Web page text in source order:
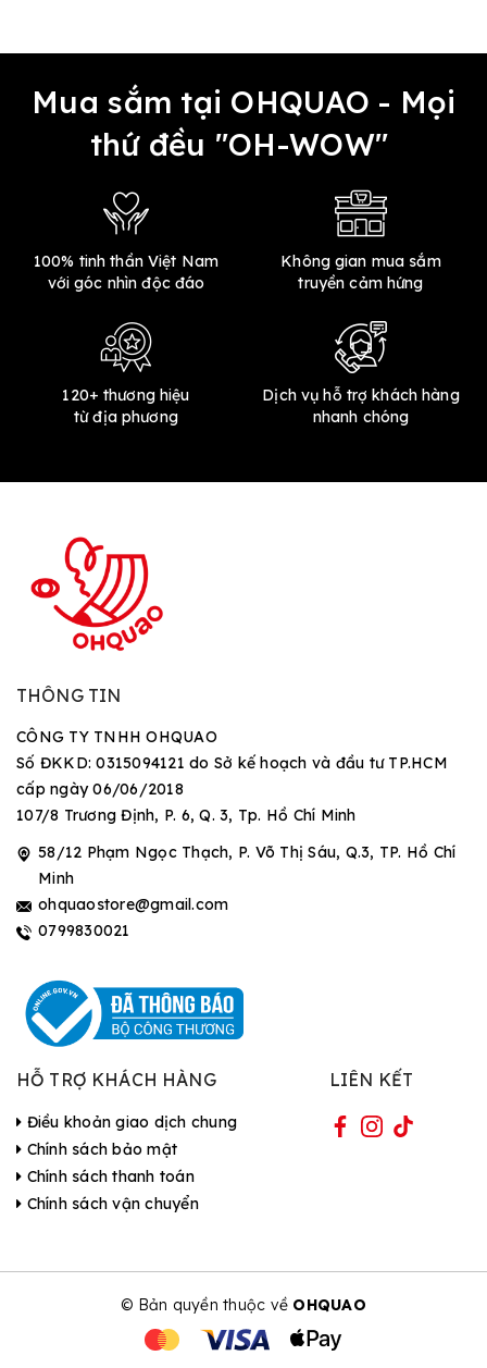
Mua sắm tại OHQUAO - Mọi
thứ đều "OH-WOW"
100% tinh thần Việt Nam
với góc nhìn độc đáo
Không gian mua sắm
truyền cảm hứng
120+ thương hiệu
từ địa phương
Dịch vụ hỗ trợ khách hàng
nhanh chóng
THÔNG TIN
CÔNG TY TNHH OHQUAO
Số ĐKKD: 0315094121 do Sở kế hoạch và đầu tư TP.HCM
cấp ngày 06/06/2018
107/8 Trương Định, P. 6, Q. 3, Tp. Hồ Chí Minh
58/12 Phạm Ngọc Thạch, P. Võ Thị Sáu, Q.3, TP. Hồ Chí
Minh
ohquaostore@gmail.com
0799830021
HỖ TRỢ KHÁCH HÀNG
Điều khoản giao dịch chung
Chính sách bảo mật
Chính sách thanh toán
Chính sách vận chuyển
LIÊN KẾT
© Bản quyền thuộc về OHQUAO
| Cung cấp bởi Sapo